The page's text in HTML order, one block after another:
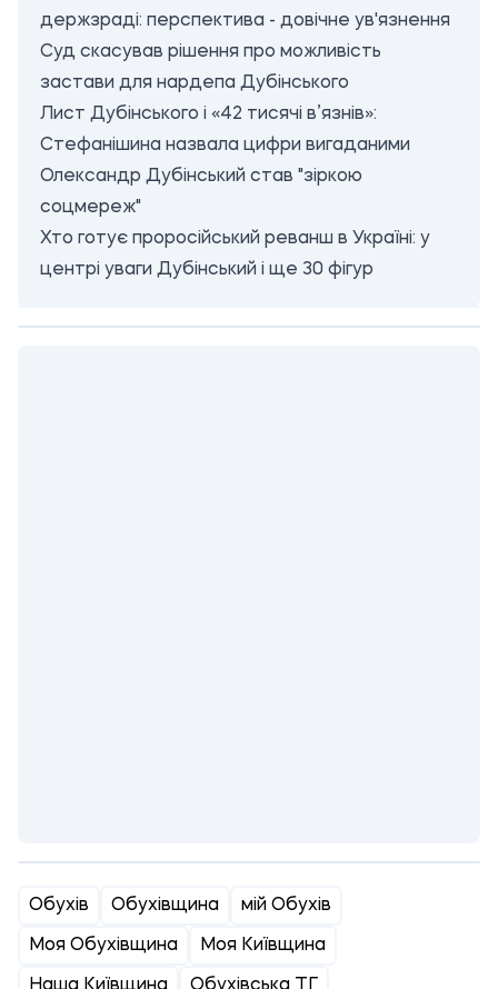
держзраді: перспектива - довічне ув'язнення
Суд скасував рішення про можливість
застави для нардепа Дубінського
Лист Дубінського і «42 тисячі в’язнів»:
Стефанішина назвала цифри вигаданими
Олександр Дубінський став "зіркою
соцмереж"
Хто готує проросійський реванш в Україні: у
центрі уваги Дубінський і ще 30 фігур
Обухів Обухівщина мій Обухів
Моя Обухівщина Моя Київщина
Наша Київщина Обухівська ТГ